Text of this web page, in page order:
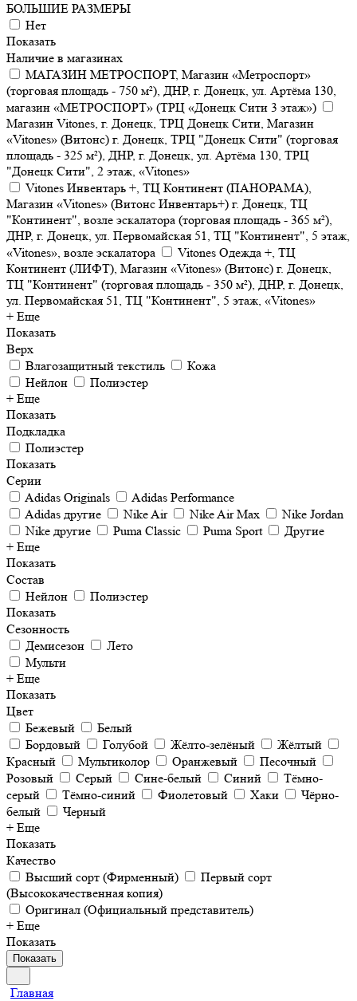
БОЛЬШИЕ РАЗМЕРЫ
Нет
Показать
Наличие в магазинах
МАГАЗИН МЕТРОСПОРТ, Магазин «Метроспорт»
(торговая площадь - 750 м²), ДНР, г. Донецк, ул. Артёма 130,
магазин «МЕТРОСПОРТ» (ТРЦ «Донецк Сити 3 этаж»)
Магазин Vitones, г. Донецк, ТРЦ Донецк Сити, Магазин
«Vitones» (Витонс) г. Донецк, ТРЦ "Донецк Сити" (торговая
площадь - 325 м²), ДНР, г. Донецк, ул. Артёма 130, ТРЦ
"Донецк Сити", 2 этаж, «Vitones»
Vitones Инвентарь +, ТЦ Континент (ПАНОРАМА),
Магазин «Vitones» (Витонс Инвентарь+) г. Донецк, ТЦ
"Континент", возле эскалатора (торговая площадь - 365 м²),
ДНР, г. Донецк, ул. Первомайская 51, ТЦ "Континент", 5 этаж,
«Vitones», возле эскалатора
Vitones Одежда +, ТЦ
Континент (ЛИФТ), Магазин «Vitones» (Витонс) г. Донецк,
ТЦ "Континент" (торговая площадь - 350 м²), ДНР, г. Донецк,
ул. Первомайская 51, ТЦ "Континент", 5 этаж, «Vitones»
+ Еще
Показать
Верх
Влагозащитный текстиль
Кожа
Нейлон
Полиэстер
+ Еще
Показать
Подкладка
Полиэстер
Показать
Серии
Adidas Originals
Adidas Performance
Adidas другие
Nike Air Nike Air Max
Nike Jordan
Nike другие
Puma Classic Puma Sport
Другие
+ Еще
Показать
Состав
Нейлон
Полиэстер
Показать
Сезонность
Демисезон
Лето
Мульти
+ Еще
Показать
Цвет
Бежевый
Белый
Бордовый
Голубой Жёлто-зелёный
Жёлтый
Красный
Мультиколор Оранжевый
Песочный
Розовый
Серый Сине-белый Синий
Тёмно-
серый
Тёмно-синий Фиолетовый Хаки
Чёрно-
белый
Черный
+ Еще
Показать
Качество
Высший сорт (Фирменный)
Первый сорт
(Высококачественная копия)
Оригинал (Официальный представитель)
+ Еще
Показать
Показать
Главная